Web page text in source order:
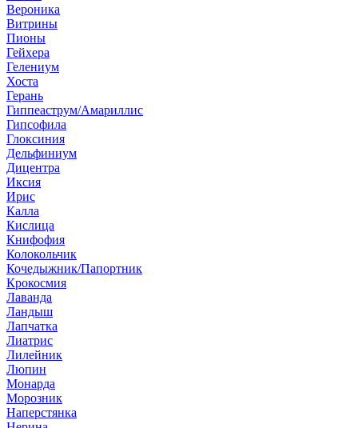
Вероника
Витрины
Пионы
Гейхера
Гелениум
Хоста
Герань
Гиппеаструм/Амариллис
Гипсофила
Глоксиния
Дельфиниум
Дицентра
Иксия
Ирис
Калла
Кислица
Книфофия
Колокольчик
Кочедыжник/Папортник
Крокосмия
Лаванда
Ландыш
Лапчатка
Лиатрис
Лилейник
Люпин
Монарда
Морозник
Наперстянка